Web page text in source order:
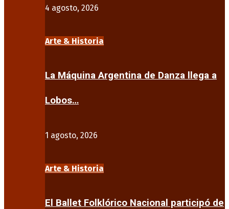
4 agosto, 2026
Arte & Historia
La Máquina Argentina de Danza llega a
Lobos…
1 agosto, 2026
Arte & Historia
El Ballet Folklórico Nacional participó de